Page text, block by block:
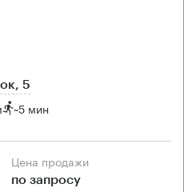
5
~5 мин
Цена продажи
по запросу